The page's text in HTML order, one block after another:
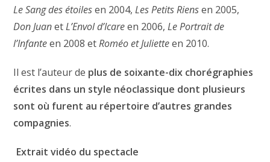
Le Sang des étoilesen 2004,Les Petits Riensen 2005,
Don JuanetL’Envol d’Icareen 2006,Le Portrait de
l’Infanteen 2008 etRoméo et Julietteen 2010.
Il est l’auteur de plus de soixante-dix chorégraphies
écrites dans un style néoclassique dont plusieurs
sont où furent au répertoire d’autres grandes
compagnies.
Extrait vidéo du spectacle